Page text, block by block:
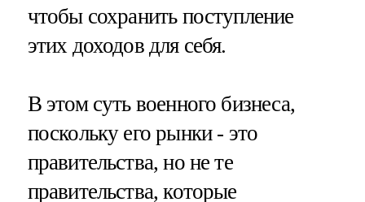
чтобы сохранить поступление
этих доходов для себя.
В этом суть военного бизнеса,
поскольку его рынки - это
правительства, но не те
правительства, которые